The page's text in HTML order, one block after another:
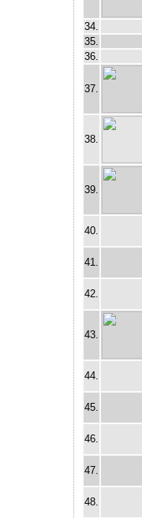
34.
35.
36.
37.
38.
39.
40.
41.
42.
43.
44.
45.
46.
47.
48.